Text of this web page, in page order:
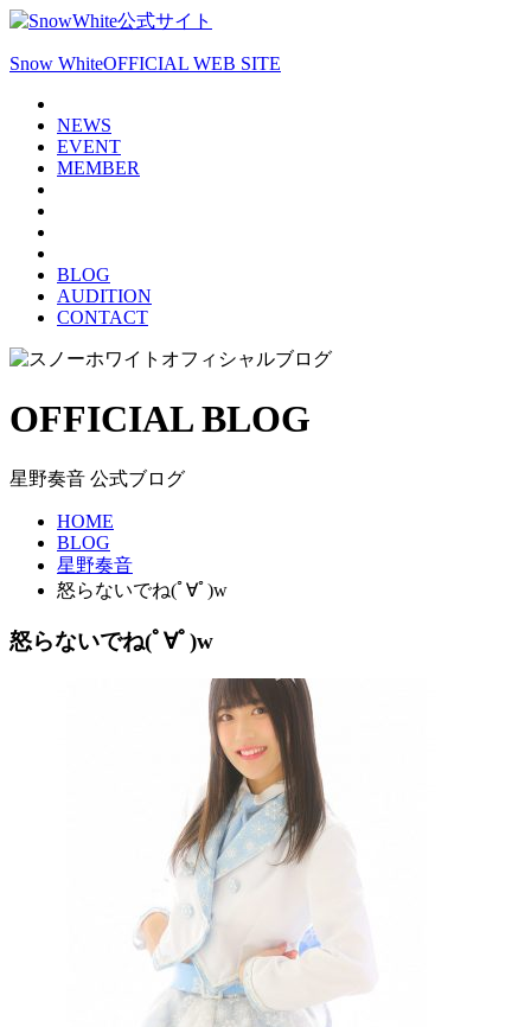
Snow WhiteOFFICIAL WEB SITE
NEWS
EVENT
MEMBER
BLOG
AUDITION
CONTACT
OFFICIAL BLOG
星野奏音 公式ブログ
HOME
BLOG
星野奏音
怒らないでね(ﾟ∀ﾟ)w
怒らないでね(ﾟ∀ﾟ)w